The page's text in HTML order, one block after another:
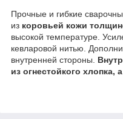
Прочные и гибкие
из коровьей кожи
высокой температуре.
кевларовой нитью.
внутренней стороны.
из огнестойкого хлопка,